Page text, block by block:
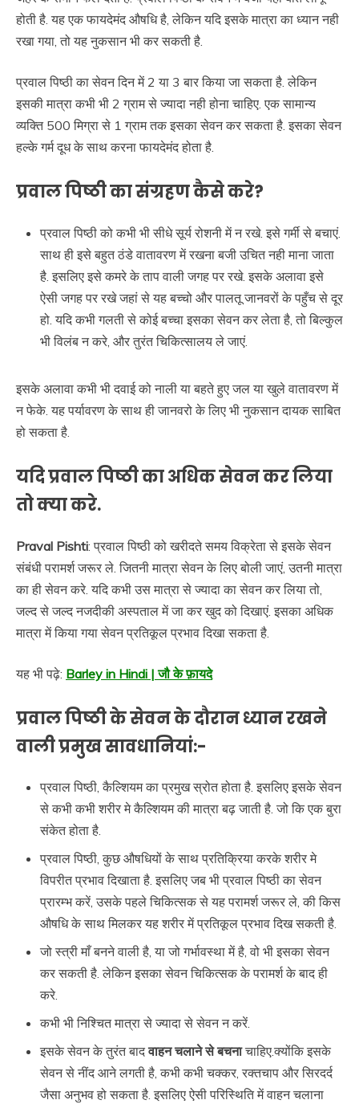
होती है. यह एक फायदेमंद औषधि है, लेकिन यदि इसके मात्रा का ध्यान नही
रखा गया, तो यह नुकसान भी कर सकती है.
प्रवाल पिष्ठी का सेवन दिन में 2 या 3 बार किया जा सकता है. लेकिन
इसकी मात्रा कभी भी 2 ग्राम से ज्यादा नही होना चाहिए. एक सामान्य
व्यक्ति 500 मिग्रा से 1 ग्राम तक इसका सेवन कर सकता है. इसका सेवन
हल्के गर्म दूध के साथ करना फायदेमंद होता है.
प्रवाल पिष्ठी का संग्रहण कैसे करे?
प्रवाल पिष्ठी को कभी भी सीधे सूर्य रोशनी में न रखे. इसे गर्मी से बचाएं.
साथ ही इसे बहुत ठंडे वातावरण में रखना बजी उचित नही माना जाता
है. इसलिए इसे कमरे के ताप वाली जगह पर रखे. इसके अलावा इसे
ऐसी जगह पर रखे जहां से यह बच्चो और पालतू जानवरों के पहुँच से दूर
हो. यदि कभी गलती से कोई बच्चा इसका सेवन कर लेता है, तो बिल्कुल
भी विलंब न करे, और तुरंत चिकित्सालय ले जाएं.
इसके अलावा कभी भी दवाई को नाली या बहते हुए जल या खुले वातावरण में
न फेके. यह पर्यावरण के साथ ही जानवरो के लिए भी नुकसान दायक साबित
हो सकता है.
यदि प्रवाल पिष्ठी का अधिक सेवन कर लिया
तो क्या करे.
Praval Pishti: प्रवाल पिष्ठी को खरीदते समय विक्रेता से इसके सेवन
संबंधी परामर्श जरूर ले. जितनी मात्रा सेवन के लिए बोली जाएं, उतनी मात्रा
का ही सेवन करे. यदि कभी उस मात्रा से ज्यादा का सेवन कर लिया तो,
जल्द से जल्द नजदीकी अस्पताल में जा कर खुद को दिखाएं. इसका अधिक
मात्रा में किया गया सेवन प्रतिकूल प्रभाव दिखा सकता है.
यह भी पढ़े: Barley in Hindi | जौ के फ़ायदे
प्रवाल पिष्ठी के सेवन के दौरान ध्यान रखने
वाली प्रमुख सावधानियां:-
प्रवाल पिष्ठी, कैल्शियम का प्रमुख स्रोत होता है. इसलिए इसके सेवन
से कभी कभी शरीर मे कैल्शियम की मात्रा बढ़ जाती है. जो कि एक बुरा
संकेत होता है.
प्रवाल पिष्ठी, कुछ औषधियों के साथ प्रतिक्रिया करके शरीर मे
विपरीत प्रभाव दिखाता है. इसलिए जब भी प्रवाल पिष्ठी का सेवन
प्रारम्भ करें, उसके पहले चिकित्सक से यह परामर्श जरूर ले, की किस
औषधि के साथ मिलकर यह शरीर में प्रतिकूल प्रभाव दिख सकती है.
जो स्त्री माँ बनने वाली है, या जो गर्भावस्था में है, वो भी इसका सेवन
कर सकती है. लेकिन इसका सेवन चिकित्सक के परामर्श के बाद ही
करे.
कभी भी निश्चित मात्रा से ज्यादा से सेवन न करें.
इसके सेवन के तुरंत बादवाहन चलाने से बचनाचाहिए.क्योंकि इसके
सेवन से नींद आने लगती है, कभी कभी चक्कर, रक्तचाप और सिरदर्द
जैसा अनुभव हो सकता है. इसलिए ऐसी परिस्थिति में वाहन चलाना